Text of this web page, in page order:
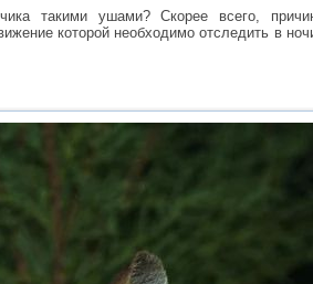
такими ушами? Скорее всего,
которой необходимо отследить в